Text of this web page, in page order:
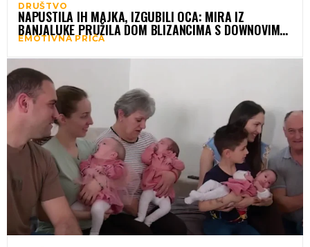
DRUŠTVO
NAPUSTILA IH MAJKA, IZGUBILI OCA: MIRA IZ
BANJALUKE PRUŽILA DOM BLIZANCIMA S DOWNOVIM
SINDROMOM
EMOTIVNA PRIČA